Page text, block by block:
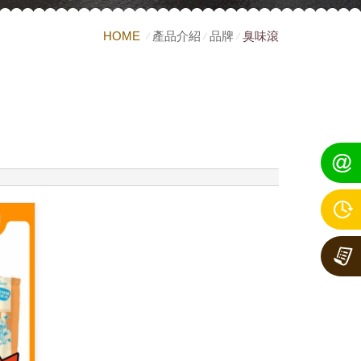
HOME 產品介紹 品牌 臭味滾